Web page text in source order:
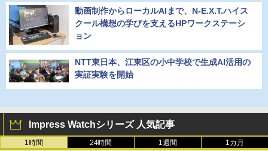
動画制作からローカルAIまで、N-E.X.T.ハイス
クール構想の学びを支えるHPワークステーシ
ョン
NTT東日本、江東区の小中学校で生成AI活用の
実証実験を開始
Impress Watchシリーズ 人気記事
1時間 24時間 1週間 1カ月